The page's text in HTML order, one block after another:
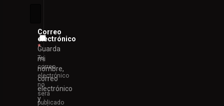
Correo
electrónico
*
Tu
correo
electrónico
no
será
publicado
Guarda
mi
nombre,
correo
electrónico
y